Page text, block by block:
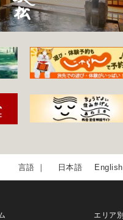
日本語 English
エリア別